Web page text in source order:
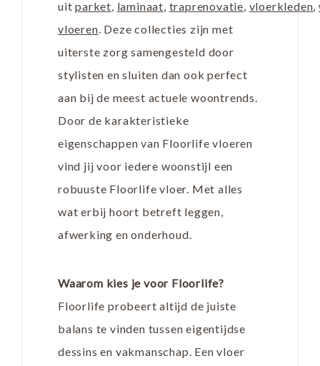
uitparket, laminaat, traprenovatie, vloerkleden,
vloeren. Deze collecties zijn met
uiterste zorg samengesteld door
stylisten en sluiten dan ook perfect
aan bij de meest actuele woontrends.
Door de karakteristieke
eigenschappen van Floorlife vloeren
vind jij voor iedere woonstijl een
robuuste Floorlife vloer. Met alles
wat erbij hoort betreft leggen,
afwerking en onderhoud.
Waarom kies je voor Floorlife?
Floorlife probeert altijd de juiste
balans te vinden tussen eigentijdse
dessins en vakmanschap. Een vloer